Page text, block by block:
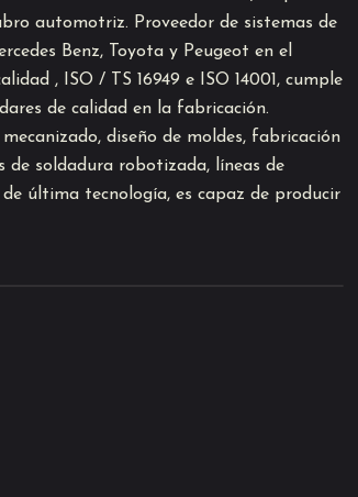
automotriz. Proveedor de sistemas de
Benz, Toyota y Peugeot en el
, ISO / TS 16949 e ISO 14001, cumple
de calidad en la fabricación.
diseño de moldes, fabricación
de soldadura robotizada, líneas de
última tecnología, es capaz de producir